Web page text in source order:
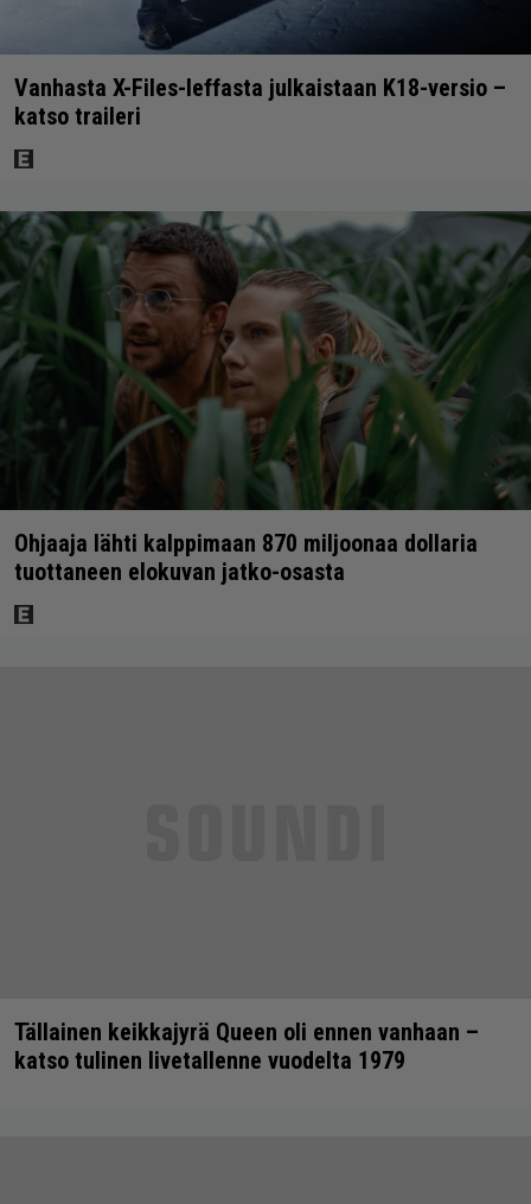
Vanhasta X-Files-leffasta julkaistaan K18-versio –
katso traileri
Ohjaaja lähti kalppimaan 870 miljoonaa dollaria
tuottaneen elokuvan jatko-osasta
Tällainen keikkajyrä Queen oli ennen vanhaan –
katso tulinen livetallenne vuodelta 1979